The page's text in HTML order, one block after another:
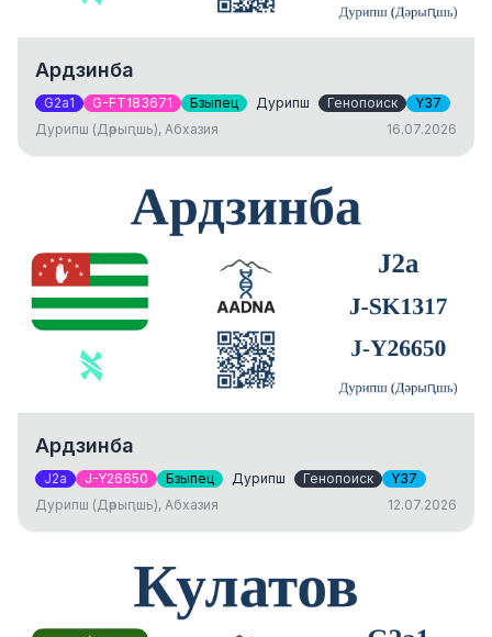
Ардзинба
G2a1 G-FT183671 Бзыпец Дурипш Генопоиск
Y37
Дурипш (Дәрыԥшь), Абхазия
16.07.2026
Ардзинба
J2a J-Y26650 Бзыпец Дурипш Генопоиск
Y37
Дурипш (Дәрыԥшь), Абхазия
12.07.2026